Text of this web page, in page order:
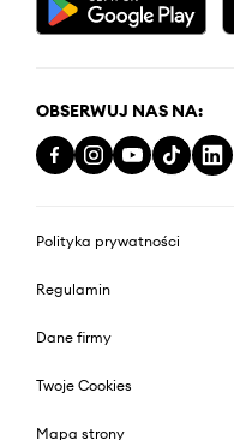
OBSERWUJ NAS NA:
Polityka prywatności
Regulamin
Dane firmy
Twoje Cookies
Mapa strony